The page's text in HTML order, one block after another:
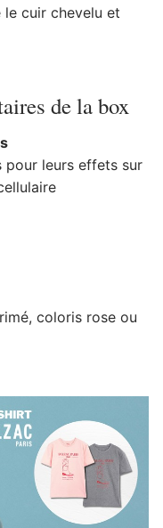
le cuir chevelu et
de la box
pour leurs effets sur
coloris rose ou